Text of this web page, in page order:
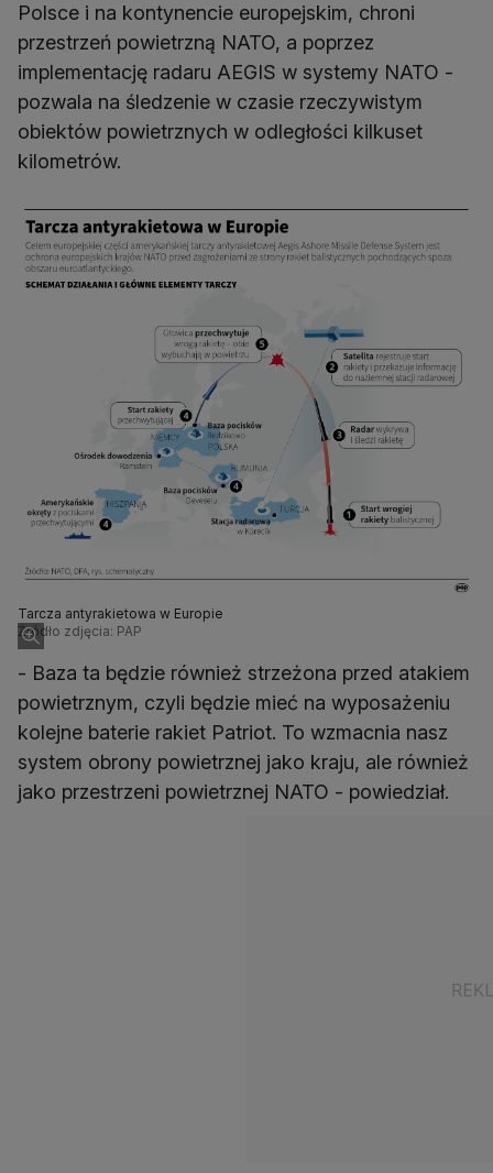
Polsce i na kontynencie europejskim, chroni
przestrzeń powietrzną NATO, a poprzez
implementację radaru AEGIS w systemy NATO -
pozwala na śledzenie w czasie rzeczywistym
obiektów powietrznych w odległości kilkuset
kilometrów.
Tarcza antyrakietowa w Europie
Źródło zdjęcia: PAP
- Baza ta będzie również strzeżona przed atakiem
powietrznym, czyli będzie mieć na wyposażeniu
kolejne baterie rakiet Patriot. To wzmacnia nasz
system obrony powietrznej jako kraju, ale również
jako przestrzeni powietrznej NATO - powiedział.